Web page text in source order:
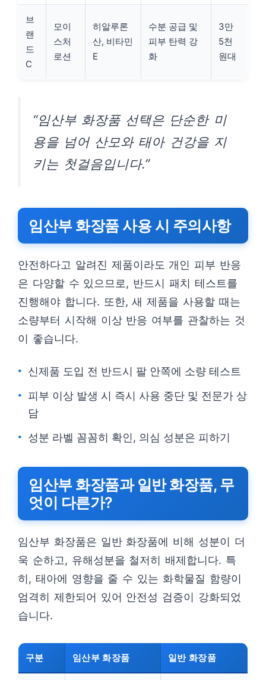
브
랜
드
C
모이
스처
로션
히알루론
산, 비타민
E
수분 공급 및
피부 탄력 강
화
3만
5천
원대
“임산부 화장품 선택은 단순한 미
용을 넘어 산모와 태아 건강을 지
키는 첫걸음입니다.”
임산부 화장품 사용 시 주의사항
안전하다고 알려진 제품이라도 개인 피부 반응
은 다양할 수 있으므로, 반드시 패치 테스트를
진행해야 합니다. 또한, 새 제품을 사용할 때는
소량부터 시작해 이상 반응 여부를 관찰하는 것
이 좋습니다.
신제품 도입 전 반드시 팔 안쪽에 소량 테스트
피부 이상 발생 시 즉시 사용 중단 및 전문가 상
담
성분 라벨 꼼꼼히 확인, 의심 성분은 피하기
임산부 화장품과 일반 화장품, 무
엇이 다른가?
임산부 화장품은 일반 화장품에 비해 성분이 더
욱 순하고, 유해성분을 철저히 배제합니다. 특
히, 태아에 영향을 줄 수 있는 화학물질 함량이
엄격히 제한되어 있어 안전성 검증이 강화되었
습니다.
구분 임산부 화장품 일반 화장품